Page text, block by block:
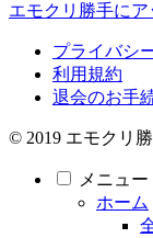
エモクリ勝手に
プライバシ
利用規約
退会のお手
© 2019 エモクリ
メニュー
ホーム